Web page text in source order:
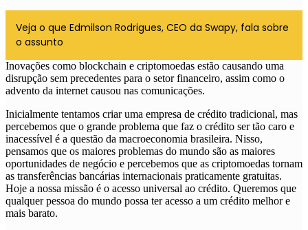
Veja o que Edmilson Rodrigues, CEO da Swapy, fala sobre
o assunto
Inovações como blockchain e criptomoedas estão causando uma
disrupção sem precedentes para o setor financeiro, assim como o
advento da internet causou nas comunicações.
Inicialmente tentamos criar uma empresa de crédito tradicional, mas
percebemos que o grande problema que faz o crédito ser tão caro e
inacessível é a questão da macroeconomia brasileira. Nisso,
pensamos que os maiores problemas do mundo são as maiores
oportunidades de negócio e percebemos que as criptomoedas tornam
as transferências bancárias internacionais praticamente gratuitas.
Hoje a nossa missão é o acesso universal ao crédito. Queremos que
qualquer pessoa do mundo possa ter acesso a um crédito melhor e
mais barato.